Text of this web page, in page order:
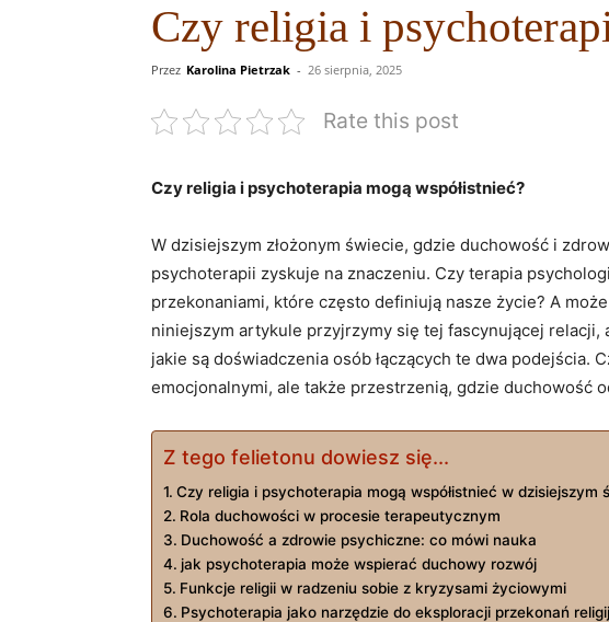
Czy religia i
Przez Karolina Pietrzak - 26 sierpnia, 2025
Rate this post
Czy religia i psychoterapia mogą współistnieć?
W dzisiejszym złożonym świecie, gdzie duchowość i
psychoterapii zyskuje na znaczeniu. Czy terapia
przekonaniami, które często definiują nasze życie? A
niniejszym artykule przyjrzymy się tej fascynującej
jakie są doświadczenia osób łączących te dwa
emocjonalnymi, ale także przestrzenią, gdzie duchowość
Z tego felietonu dowiesz się...
Czy religia i psychoterapia mogą współistnieć w dzisiejszym
Rola duchowości w procesie terapeutycznym
Duchowość a zdrowie psychiczne: co mówi nauka
jak psychoterapia może wspierać duchowy rozwój
Funkcje religii w radzeniu sobie z kryzysami życiowymi
Psychoterapia jako narzędzie do eksploracji przekonań